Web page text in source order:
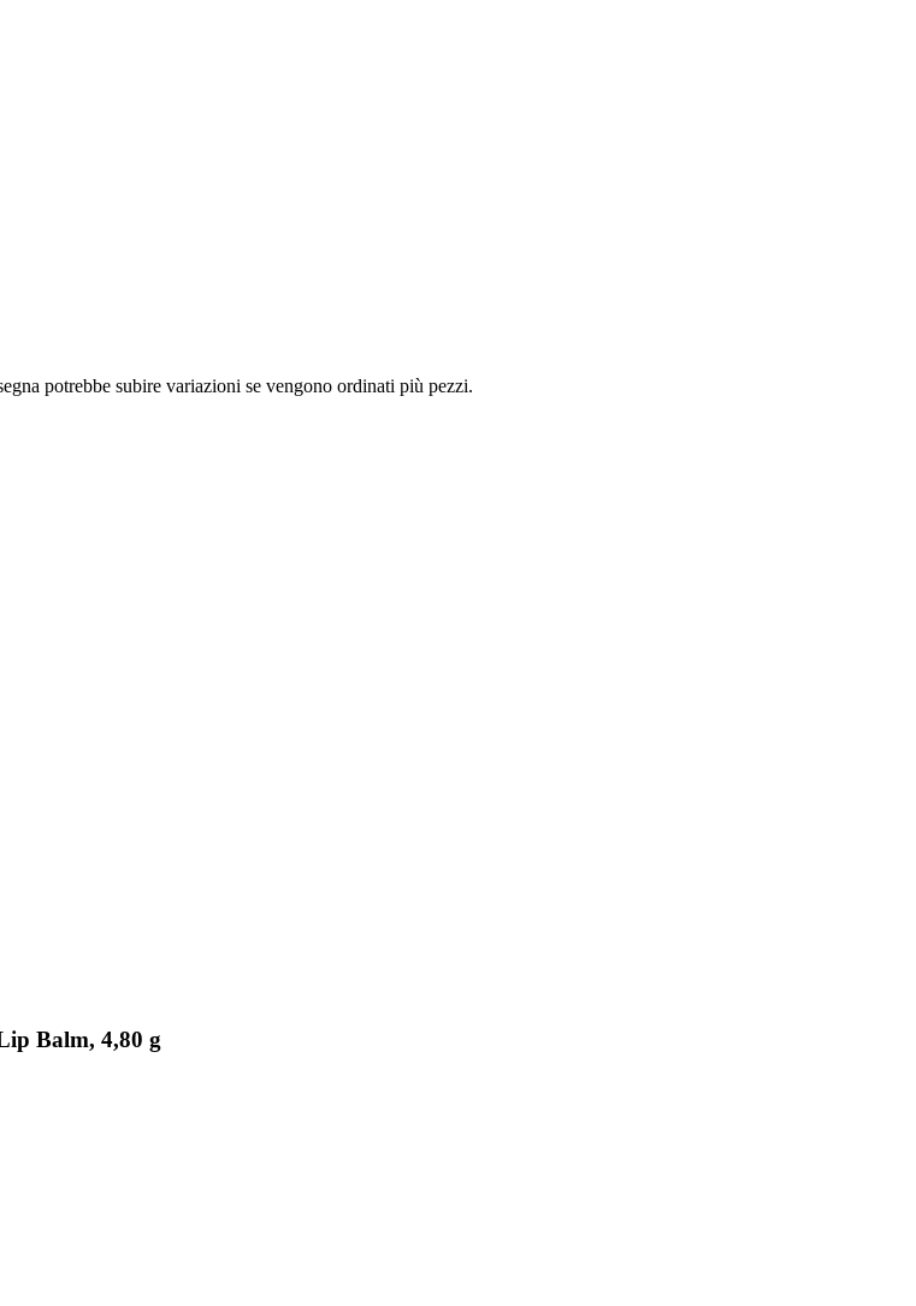
potrebbe subire variazioni se vengono ordinati più pezzi.
Balm, 4,80 g